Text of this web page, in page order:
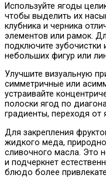
Используйте ягоды
чтобы выделить их
клубника и черника
элементов или рамок.
подключите
небольших фигур или
Улучшите визуальную
симметричные или
устраивайте
полоски ягод по
градиенты, переходя от
Для закрепления
жидкого меда,
сливочного масла. Это
и подчеркнет
блюдо более